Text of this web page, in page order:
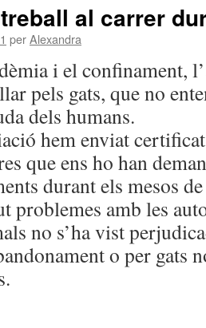
al carrer
perAlexandra
i el confinament,
pels gats, que no
dels humans.
hem enviat
que ens ho han
durant els mesos
problemes amb les
no s’ha vist
o per gats